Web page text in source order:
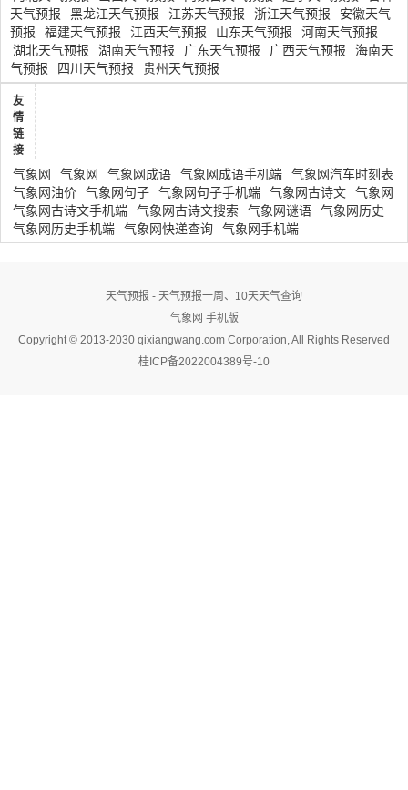
天气预报
黑龙江天气预报 江苏天气预报 浙江天气预报
安徽天气
预报
福建天气预报 江西天气预报 山东天气预报
河南天气预报
湖北天气预报
湖南天气预报 广东天气预报 广西天气预报
海南天
气预报
四川天气预报 贵州天气预报
友
情
链
接
气象网 气象网 气象网成语 气象网成语手机端
气象网汽车时刻表
气象网油价
气象网句子 气象网句子手机端 气象网古诗文
气象网
气象网古诗文手机端
气象网古诗文搜索 气象网谜语
气象网历史
气象网历史手机端
气象网快递查询 气象网手机端
天气预报 - 天气预报一周、10天天气查询
气象网 手机版
Copyright © 2013-2030 qixiangwang.com Corporation, All Rights Reserved
桂ICP备2022004389号-10